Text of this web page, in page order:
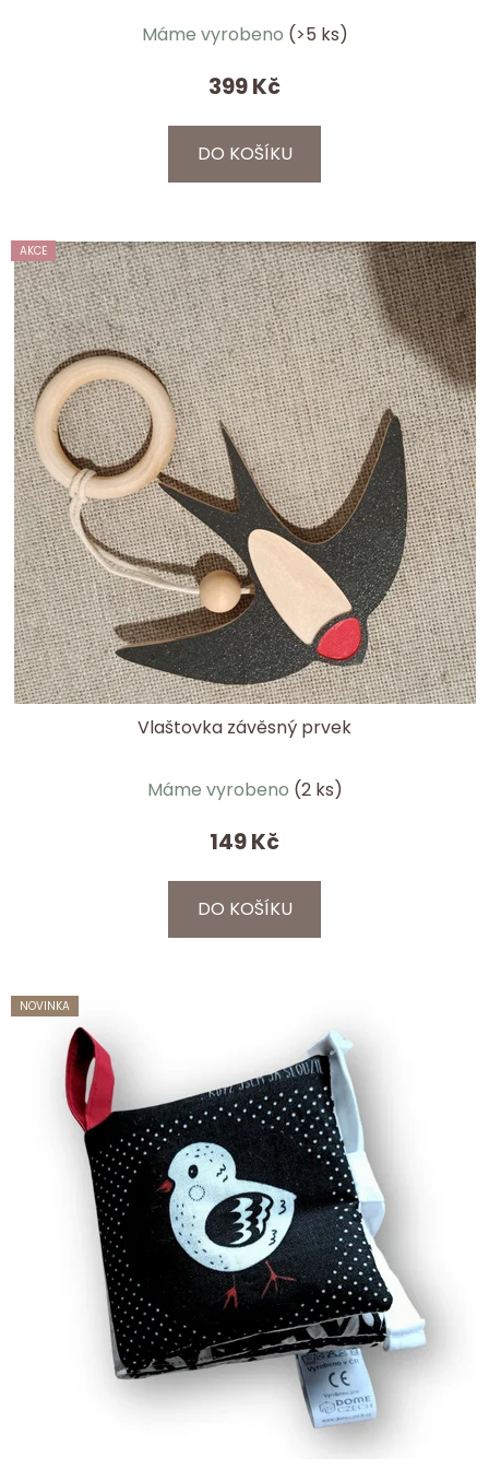
Máme vyrobeno (>5 ks)
399 Kč
DO KOŠÍKU
AKCE
Vlaštovka závěsný prvek
Máme vyrobeno (2 ks)
149 Kč
DO KOŠÍKU
NOVINKA